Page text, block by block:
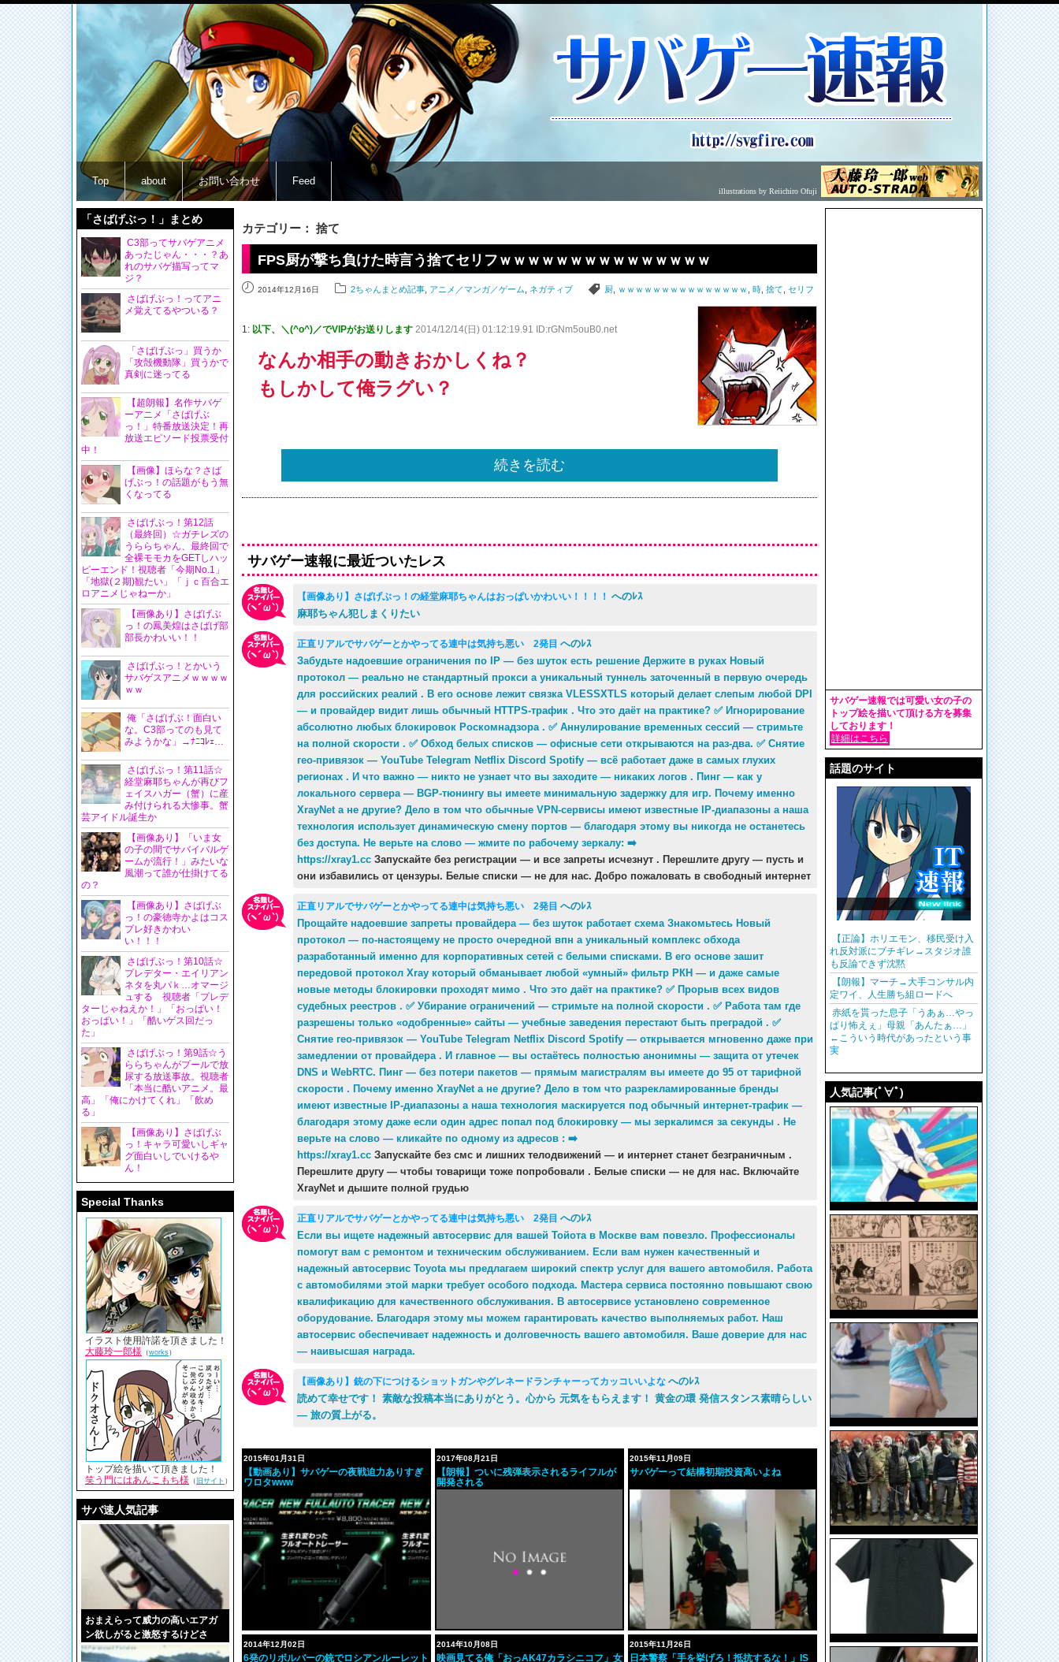
Top about お問い合わせ Feed
illustrations by Reiichiro Ofuji
「さばげぶっ！」まとめ
C3部ってサバゲアニメ
あったじゃん・・・？あ
れのサバゲ描写ってマ
ジ？
さばげぶっ！ってアニ
メ覚えてるやついる？
「さばげぶっ」買うか
「攻殻機動隊」買うかで
真剣に迷ってる
【超朗報】名作サバゲ
ーアニメ「さばげぶ
っ！」特番放送決定！再
放送エピソード投票受付
中！
【画像】ほらな？さば
げぶっ！の話題がもう無
くなってる
さばげぶっ！第12話
（最終回）☆ガチレズの
うららちゃん、最終回で
全裸モモカをGETしハッ
ピーエンド！視聴者「今期No.1」
「地獄(２期)観たい」「ｊｃ百合エ
ロアニメじゃねーか」
【画像あり】さばげぶ
っ！の鳳美煌はさばげ部
部長かわいい！！
さばげぶっ！とかいう
サバゲスアニメｗｗｗｗ
ｗｗ
俺「さばげぶ！面白い
な。C3部ってのも見て
みようかな」→ﾅﾆｺﾚｪ…
さばげぶっ！第11話☆
経堂麻耶ちゃんが再びフ
ェイスハガー（蟹）に産
み付けられる大惨事。蟹
芸アイドル誕生か
【画像あり】「いま女
の子の間でサバイバルゲ
ームが流行！」みたいな
風潮って誰が仕掛けてる
の？
【画像あり】さばげぶ
っ！の豪徳寺かよはコス
プレ好きかわい
い！！！
さばげぶっ！第10話☆
プレデター・エイリアン
ネタを丸パｋ…オマージ
ュする 視聴者「プレデ
ターじゃねえか！」「おっぱい！
おっぱい！」「酷いゲス回だっ
た」
さばげぶっ！第9話☆う
ららちゃんがプールで放
尿する放送事故。視聴者
「本当に酷いアニメ。最
高」「俺にかけてくれ」「飲め
る」
【画像あり】さばげぶ
っ！キャラ可愛いしギャ
グ面白いしでいけるや
ん！
Special Thanks
イラスト使用許諾を頂きました！
大藤玲一郎様 （works）
トップ絵を描いて頂きました！
笑う門にはあんこもち様 （ 旧サイト ）
サバ速人気記事
おまえらって威力の高いエアガ
ン欲しがると激怒するけどさ
カテゴリー： 捨て
FPS厨が撃ち負けた時言う捨てセリフｗｗｗｗｗｗｗｗｗｗｗｗｗｗｗ
2014年12月16日 2ちゃんまとめ記事 アニメ／マンガ／ゲーム ネガティブ 厨 ｗｗｗｗｗｗｗｗｗｗｗｗｗｗｗ 時 捨て セリフ
1: 以下、＼(^o^)／でVIPがお送りします 2014/12/14(日) 01:12:19.91 ID:rGNm5ouB0.net
なんか相手の動きおかしくね？
もしかして俺ラグい？
続きを読む
サバゲー速報に最近ついたレス
【画像あり】さばげぶっ！の経堂麻耶ちゃんはおっぱいかわいい！！！！ へのﾚｽ
麻耶ちゃん犯しまくりたい
正直リアルでサバゲーとかやってる連中は気持ち悪い 2発目 へのﾚｽ
Забудьте надоевшие ограничения по IP — без шуток есть решение Держите в руках Новый
протокол — реально не стандартный прокси а уникальный туннель заточенный в первую очередь
для российских реалий . В его основе лежит связка VLESSXTLS который делает слепым любой DPI
— и провайдер видит лишь обычный HTTPS-трафик . Что это даёт на практике? ✅ Игнорирование
абсолютно любых блокировок Роскомнадзора . ✅ Аннулирование временных сессий — стримьте
на полной скорости . ✅ Обход белых списков — офисные сети открываются на раз-два. ✅ Снятие
гео-привязок — YouTube Telegram Netflix Discord Spotify — всё работает даже в самых глухих
регионах . И что важно — никто не узнает что вы заходите — никаких логов . Пинг — как у
локального сервера — BGP-тюнингу вы имеете минимальную задержку для игр. Почему именно
XrayNet а не другие? Дело в том что обычные VPN-сервисы имеют известные IP-диапазоны а наша
технология использует динамическую смену портов — благодаря этому вы никогда не останетесь
без доступа. Не верьте на слово — жмите по рабочему зеркалу: ➡️
https://xray1.cc Запускайте без регистрации — и все запреты исчезнут . Перешлите другу — пусть и
они избавились от цензуры. Белые списки — не для нас. Добро пожаловать в свободный интернет
正直リアルでサバゲーとかやってる連中は気持ち悪い 2発目 へのﾚｽ
Прощайте надоевшие запреты провайдера — без шуток работает схема Знакомьтесь Новый
протокол — по-настоящему не просто очередной впн а уникальный комплекс обхода
разработанный именно для корпоративных сетей с белыми списками. В его основе зашит
передовой протокол Xray который обманывает любой «умный» фильтр РКН — и даже самые
новые методы блокировки проходят мимо . Что это даёт на практике? ✅ Прорыв всех видов
судебных реестров . ✅ Убирание ограничений — стримьте на полной скорости . ✅ Работа там где
разрешены только «одобренные» сайты — учебные заведения перестают быть преградой . ✅
Снятие гео-привязок — YouTube Telegram Netflix Discord Spotify — открывается мгновенно даже при
замедлении от провайдера . И главное — вы остаётесь полностью анонимны — защита от утечек
DNS и WebRTC. Пинг — без потери пакетов — прямым магистралям вы имеете до 95 от тарифной
скорости . Почему именно XrayNet а не другие? Дело в том что разрекламированные бренды
имеют известные IP-диапазоны а наша технология маскируется под обычный интернет-трафик —
благодаря этому даже если один адрес попал под блокировку — мы зеркалимся за секунды . Не
верьте на слово — кликайте по одному из адресов : ➡️
https://xray1.cc Запускайте без смс и лишних телодвижений — и интернет станет безграничным .
Перешлите другу — чтобы товарищи тоже попробовали . Белые списки — не для нас. Включайте
XrayNet и дышите полной грудью
正直リアルでサバゲーとかやってる連中は気持ち悪い 2発目 へのﾚｽ
Если вы ищете надежный автосервис для вашей Тойота в Москве вам повезло. Профессионалы
помогут вам с ремонтом и техническим обслуживанием. Если вам нужен качественный и
надежный автосервис Toyota мы предлагаем широкий спектр услуг для вашего автомобиля. Работа
с автомобилями этой марки требует особого подхода. Мастера сервиса постоянно повышают свою
квалификацию для качественного обслуживания. В автосервисе установлено современное
оборудование. Благодаря этому мы можем гарантировать качество выполняемых работ. Наш
автосервис обеспечивает надежность и долговечность вашего автомобиля. Ваше доверие для нас
— наивысшая награда.
【画像あり】銃の下につけるショットガンやグレネードランチャーってカッコいいよな へのﾚｽ
読めて幸せです！ 素敵な投稿本当にありがとう。心から 元気をもらえます！ 黄金の環 発信スタンス素晴らしい
— 旅の質上がる。
2015年01月31日
【動画あり】サバゲーの夜戦迫力ありすぎ
ワロタwww
2017年08月21日
【朗報】ついに残弾表示されるライフルが
開発される
2015年11月09日
サバゲーって結構初期投資高いよね
2014年12月02日
6発のリボルバーの銃でロシアンルーレット
2014年10月08日
映画見てる俺「おっAK47カラシニコフ」女
2015年11月26日
日本警察「手を挙げろ！抵抗するな！」IS
サバゲー速報では可愛い女の子の
トップ絵を描いて頂ける方を募集
しております！
詳細はこちら
話題のサイト
【正論】ホリエモン、移民受け入
れ反対派にブチギレ→スタジオ誰
も反論できず沈黙
【朗報】マーチ→大手コンサル内
定ワイ、人生勝ち組ロードへ
赤紙を貰った息子「うあぁ…やっ
ぱり怖えぇ」母親「あんたぁ…」
←こういう時代があったという事
実
人気記事(ﾟ∀ﾟ)